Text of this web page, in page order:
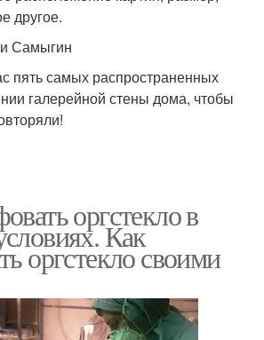
другое.
Самыгин
пять самых распространенных
галерейной стены дома, чтобы
оргстекло в
Как
оргстекло своими